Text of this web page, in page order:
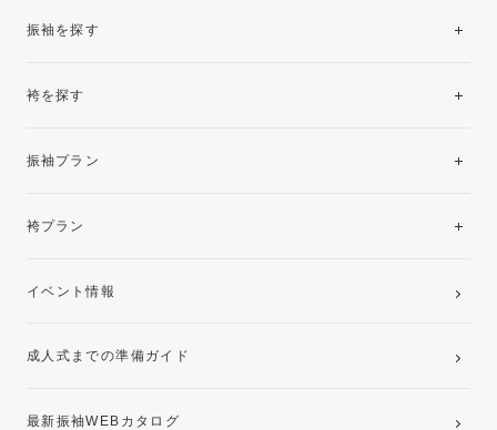
振袖を探す
袴を探す
振袖プラン
レンタルプラン
袴プラン
卒業袴レンタルプラン
イベント情報
成人式までの準備ガイド
最新振袖WEBカタログ